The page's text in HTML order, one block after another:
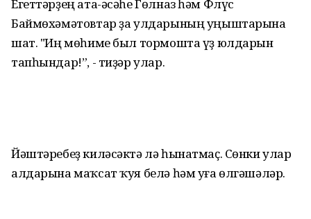
Егеттәрҙең ата-әсәһе Гөлназ һәм Флүс
Баймөхәмәтовтар ҙа улдарының уңыштарына
шат. "Иң мөһиме был тормошта үҙ юлдарын
тапһындар!”, - тиҙәр улар.
Йәштәребеҙ киләсәктә лә һынатмаҫ. Сөнки улар
алдарына маҡсат ҡуя белә һәм уға өлгәшәләр.